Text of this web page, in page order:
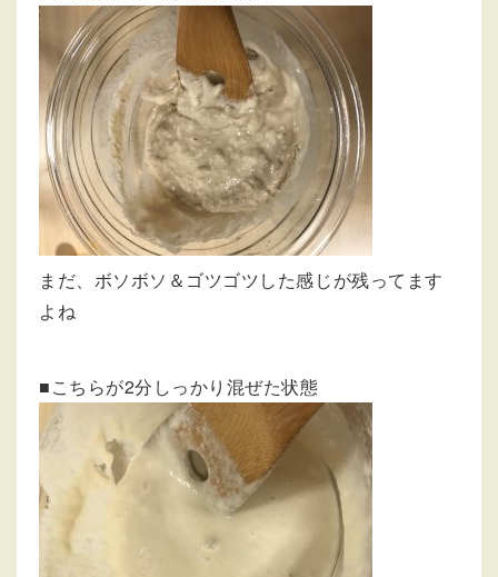
まだ、ボソボソ＆ゴツゴツした感じが残ってます
よね
■こちらが2分しっかり混ぜた状態